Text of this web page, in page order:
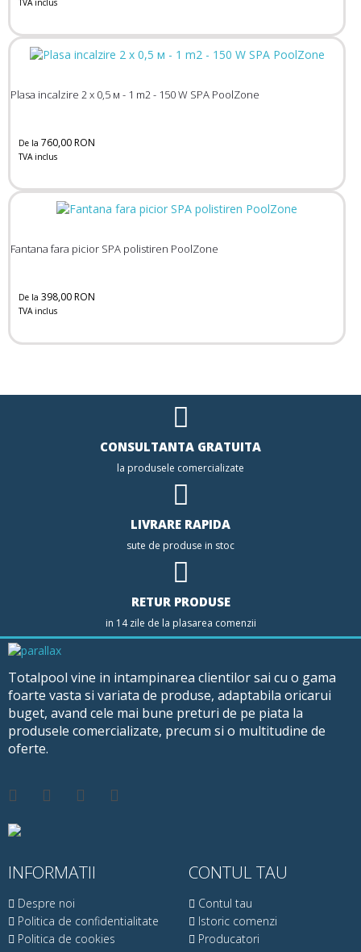
TVA inclus
Plasa incalzire 2 х 0,5 м - 1 m2 - 150 W SPA PoolZone
De la 760,00 RON
TVA inclus
Fantana fara picior SPA polistiren PoolZone
De la 398,00 RON
TVA inclus
CONSULTANTA GRATUITA
la produsele comercializate
LIVRARE RAPIDA
sute de produse in stoc
RETUR PRODUSE
in 14 zile de la plasarea comenzii
Totalpool vine in intampinarea clientilor sai cu o gama
foarte vasta si variata de produse, adaptabila oricarui
buget, avand cele mai bune preturi de pe piata la
produsele comercializate, precum si o multitudine de
oferte.
INFORMATII
Despre noi
Politica de confidentialitate
Politica de cookies
CONTUL TAU
Contul tau
Istoric comenzi
Producatori